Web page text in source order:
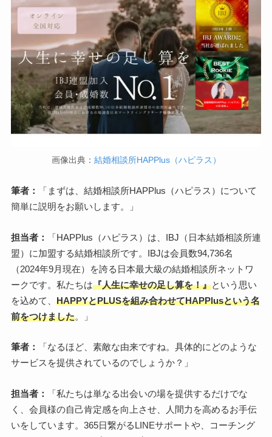
画像出典： 結婚相談所HAPPlus（ハピラス）
筆者：
「まずは、結婚相談所HAPPlus（ハピラス）について
簡単に説明をお願いします。」
担当者：
「HAPPlus（ハピラス）は、IBJ（日本結婚相談所連
盟）に加盟する結婚相談所です。IBJは会員数94,736名
（2024年9月現在）を誇る日本最大級の結婚相談所ネットワ
ークです。私たちは『人生に幸せの足し算を！』という思い
を込めて、 HAPPYとPLUSを組み合わせてHAPPlusという名
前をつけました。」
筆者：
「なるほど、素敵な由来ですね。具体的にどのような
サービスを提供されているのでしょうか？」
担当者：
「私たちは単なる出会いの場を提供するだけでな
く、会員様の自己肯定感を向上させ、人間力を高めるお手伝
いをしています。365日繋がるLINEサポートや、コーチング